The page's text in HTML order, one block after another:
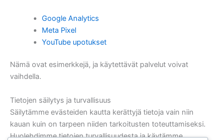
Google Analytics
Meta Pixel
YouTube upotukset
Nämä ovat esimerkkejä, ja käytettävät palvelut voivat
vaihdella.
Tietojen säilytys ja turvallisuus
Säilytämme evästeiden kautta kerättyjä tietoja vain niin
kauan kuin on tarpeen niiden tarkoitusten toteuttamiseksi.
Huolehdimme tietojen turvallisuudesta ja käytämme